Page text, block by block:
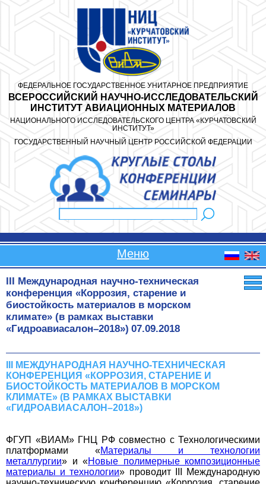
ФЕДЕРАЛЬНОЕ ГОСУДАРСТВЕННОЕ УНИТАРНОЕ ПРЕДПРИЯТИЕ
ВСЕРОССИЙСКИЙ НАУЧНО-ИССЛЕДОВАТЕЛЬСКИЙ
ИНСТИТУТ АВИАЦИОННЫХ МАТЕРИАЛОВ
НАЦИОНАЛЬНОГО ИССЛЕДОВАТЕЛЬСКОГО ЦЕНТРА «КУРЧАТОВСКИЙ
ИНСТИТУТ»
ГОСУДАРСТВЕННЫЙ НАУЧНЫЙ ЦЕНТР РОССИЙСКОЙ ФЕДЕРАЦИИ
Форма поиска
Меню
III Международная научно-техническая
конференция «Коррозия, старение и
биостойкость материалов в морском
климате» (в рамках выставки
«Гидроавиасалон–2018») 07.09.2018
III МЕЖДУНАРОДНАЯ НАУЧНО-ТЕХНИЧЕСКАЯ
КОНФЕРЕНЦИЯ «КОРРОЗИЯ, СТАРЕНИЕ И
БИОСТОЙКОСТЬ МАТЕРИАЛОВ В МОРСКОМ
КЛИМАТЕ» (В РАМКАХ ВЫСТАВКИ
«ГИДРОАВИАСАЛОН–2018»)
ФГУП «ВИАМ» ГНЦ РФ совместно с Технологическими
платформами «Материалы и технологии
металлургии» и «Новые полимерные композиционные
материалы и технологии» проводит III Международную